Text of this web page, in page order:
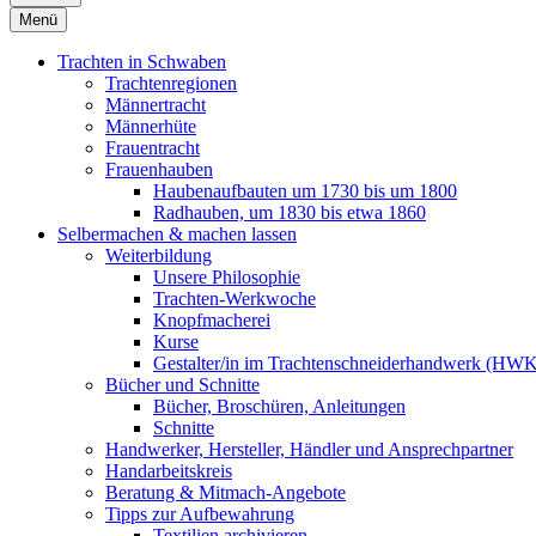
Menü
Trachten in Schwaben
Trachtenregionen
Männertracht
Männerhüte
Frauentracht
Frauenhauben
Haubenaufbauten um 1730 bis um 1800
Radhauben, um 1830 bis etwa 1860
Selbermachen & machen lassen
Weiterbildung
Unsere Philosophie
Trachten-Werkwoche
Knopfmacherei
Kurse
Gestalter/in im Trachtenschneiderhandwerk
Bücher und Schnitte
Bücher, Broschüren, Anleitungen
Schnitte
Handwerker, Hersteller, Händler und Ansprechpartner
Handarbeitskreis
Beratung & Mitmach-Angebote
Tipps zur Aufbewahrung